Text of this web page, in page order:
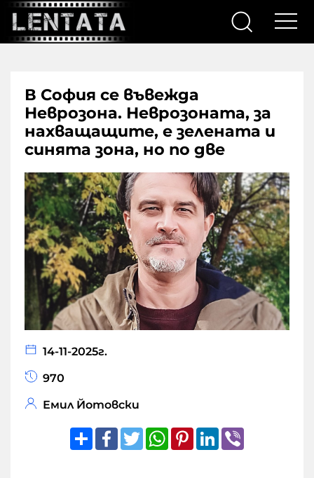
В София се въвежда
Неврозона. Неврозоната, за
нахващащите, е зелената и
синята зона, но по две
14-11-2025г.
970
Емил Йотовски
ShareFacebook
TwitterWhatsApp
Pinterest
LinkedIn